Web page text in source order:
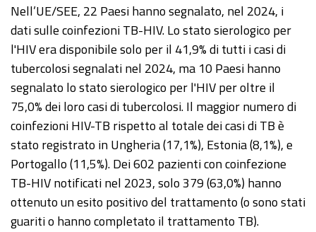
Nell’UE/SEE, 22 Paesi hanno segnalato, nel 2024, i
dati sulle coinfezioni TB-HIV. Lo stato sierologico per
l'HIV era disponibile solo per il 41,9% di tutti i casi di
tubercolosi segnalati nel 2024, ma 10 Paesi hanno
segnalato lo stato sierologico per l'HIV per oltre il
75,0% dei loro casi di tubercolosi. Il maggior numero di
coinfezioni HIV-TB rispetto al totale dei casi di TB è
stato registrato in Ungheria (17,1%), Estonia (8,1%), e
Portogallo (11,5%). Dei 602 pazienti con coinfezione
TB-HIV notificati nel 2023, solo 379 (63,0%) hanno
ottenuto un esito positivo del trattamento (o sono stati
guariti o hanno completato il trattamento TB).